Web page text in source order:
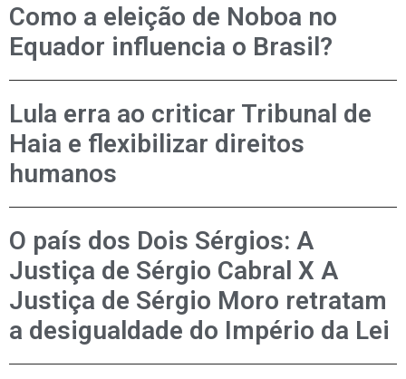
Como a eleição de Noboa no
Equador influencia o Brasil?
Lula erra ao criticar Tribunal de
Haia e flexibilizar direitos
humanos
O país dos Dois Sérgios: A
Justiça de Sérgio Cabral X A
Justiça de Sérgio Moro retratam
a desigualdade do Império da Lei